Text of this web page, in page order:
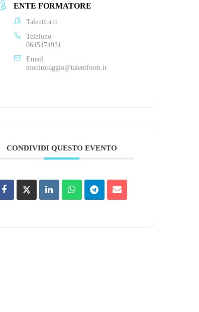
ENTE FORMATORE
Talentform
Telefono
0645474931
Email
monitoraggio@talentform.it
CONDIVIDI QUESTO EVENTO